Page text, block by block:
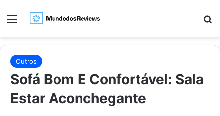
Menu
Outros
Sofá Bom E Confortável: Sala
Estar Aconchegante